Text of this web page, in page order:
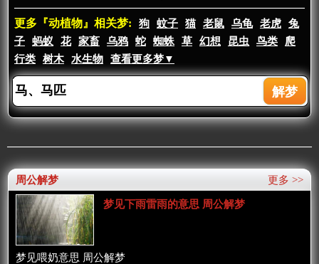
更多『动植物』相关梦: 狗 蚊子 猫 老鼠 乌龟 老虎
兔
子
蚂蚁 花 家畜 乌鸦 蛇 蜘蛛 草 幻想 昆虫 鸟类
爬
行类
树木 水生物 查看更多梦▼
更多 >>
周公解梦
梦见下雨雷雨的意思 周公解梦
梦见喂奶意思 周公解梦